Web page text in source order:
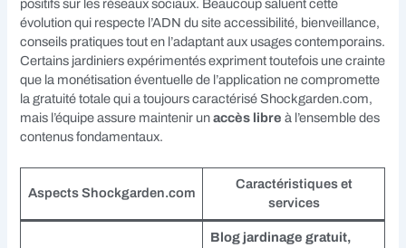
positifs sur les réseaux sociaux. Beaucoup saluent cette
évolution qui respecte l’ADN du site accessibilité, bienveillance,
conseils pratiques tout en l’adaptant aux usages contemporains.
Certains jardiniers expérimentés expriment toutefois une crainte
que la monétisation éventuelle de l’application ne compromette
la gratuité totale qui a toujours caractérisé Shockgarden.com,
mais l’équipe assure maintenir unaccès libre à l’ensemble des
contenus fondamentaux.
Aspects Shockgarden.com
Caractéristiques et
services
Blog jardinage gratuit,